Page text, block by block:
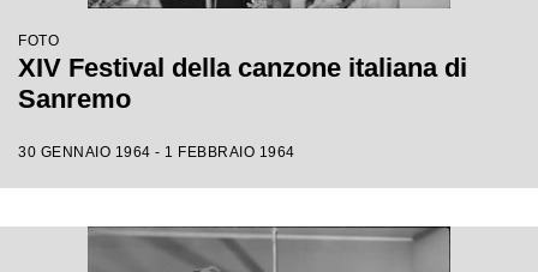
FOTO
XIV Festival della canzone italiana di
Sanremo
30 GENNAIO 1964 - 1 FEBBRAIO 1964